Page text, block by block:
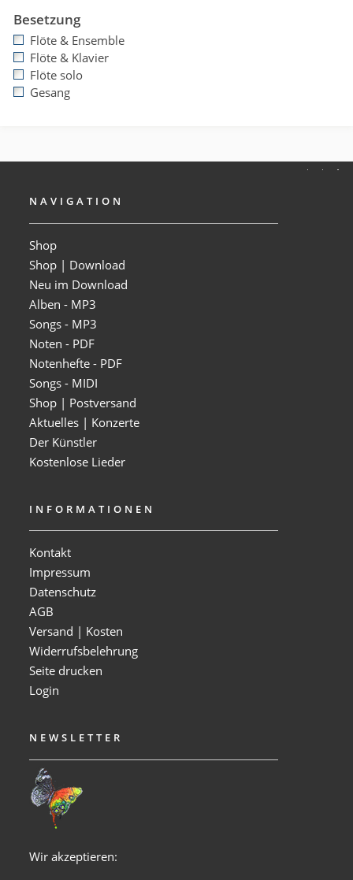
Besetzung
Flöte & Ensemble
Flöte & Klavier
Flöte solo
Gesang
NAVIGATION
Shop
Shop | Download
Neu im Download
Alben - MP3
Songs - MP3
Noten - PDF
Notenhefte - PDF
Songs - MIDI
Shop | Postversand
Aktuelles | Konzerte
Der Künstler
Kostenlose Lieder
INFORMATIONEN
Kontakt
Impressum
Datenschutz
AGB
Versand | Kosten
Widerrufsbelehrung
Seite drucken
Login
NEWSLETTER
Wir akzeptieren: